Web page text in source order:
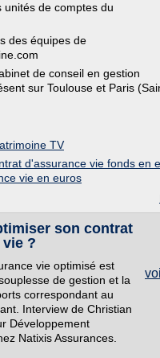
unités de comptes du
des équipes de
de conseil en gestion
sur Toulouse et Paris
TV
d'assurance vie fonds en
vie en euros
son contrat
vie ?
vie optimisé est
de gestion et la
correspondant au
Interview de Christian
Développement
Natixis Assurances.